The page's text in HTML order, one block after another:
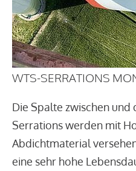
WTS-SERRATIONS
Die Spalte zwischen und
Serrations werden mit
Abdichtmaterial
eine sehr hohe